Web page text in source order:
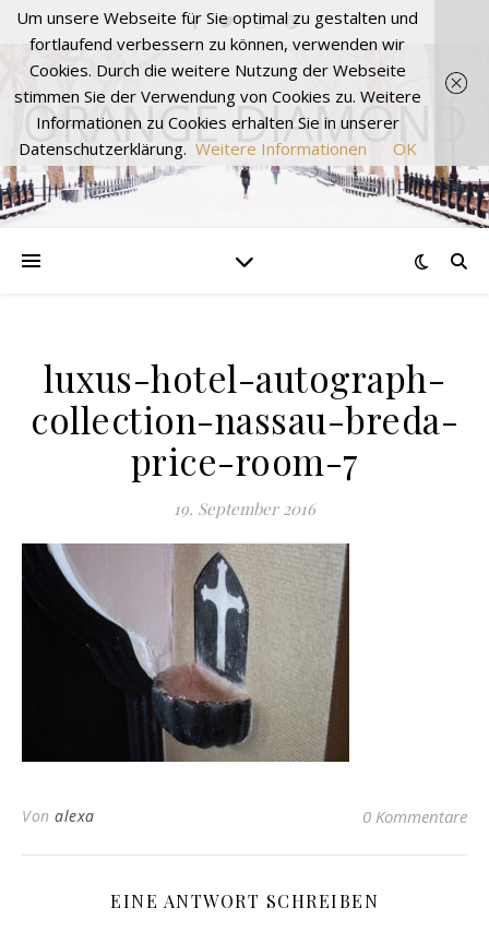
ORANGE DIAMOND
luxus-hotel-autograph-
collection-nassau-breda-
price-room-7
19. September 2016
Von alexa 0 Kommentare
EINE ANTWORT SCHREIBEN
Um unsere Webseite für Sie optimal zu gestalten und
fortlaufend verbessern zu können, verwenden wir
Cookies. Durch die weitere Nutzung der Webseite
stimmen Sie der Verwendung von Cookies zu. Weitere
Informationen zu Cookies erhalten Sie in unserer
Datenschutzerklärung. Weitere Informationen OK